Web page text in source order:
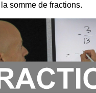
somme de fractions.